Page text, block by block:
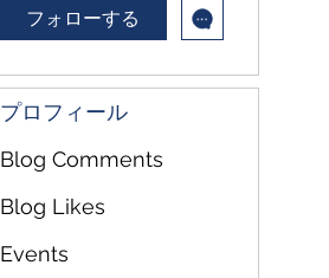
フォローする
プロフィール
Blog Comments
Blog Likes
Events